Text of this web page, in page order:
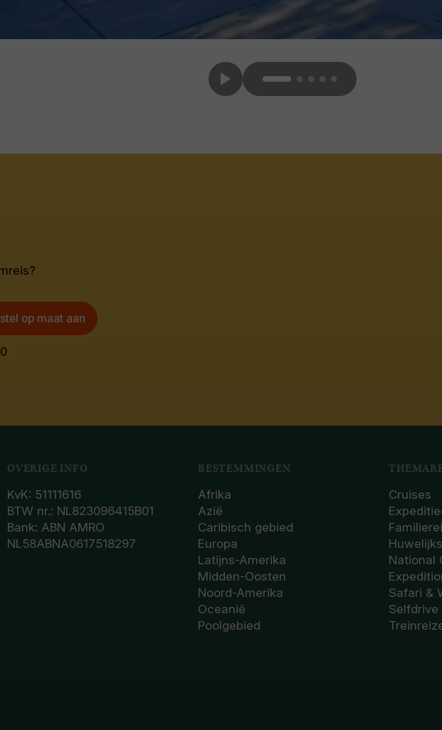
op maat aan
OVERIGE INFO
KvK: 51111616
BTW nr.: NL823096415B01
Bank: ABN AMRO
NL58ABNA0617518297
BESTEMMINGEN
Afrika
Azië
Caribisch gebied
Europa
Latijns-Amerika
Midden-Oosten
Noord-Amerika
Oceanië
Poolgebied
Cruises
National
Safari &
Selfdrive